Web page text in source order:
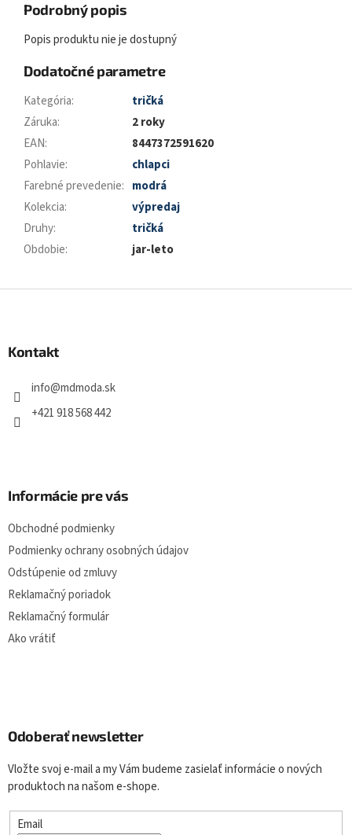
Podrobný popis
Popis produktu nie je dostupný
Dodatočné parametre
Kategória:
tričká
Záruka:
2 roky
EAN:
8447372591620
Pohlavie:
chlapci
Farebné prevedenie: modrá
Kolekcia:
výpredaj
Druhy:
tričká
Obdobie: jar-leto
Kontakt
info@mdmoda.sk
+421 918 568 442
Informácie pre vás
Obchodné podmienky
Podmienky ochrany osobných údajov
Odstúpenie od zmluvy
Reklamačný poriadok
Reklamačný formulár
Ako vrátiť
Odoberať newsletter
Vložte svoj e-mail a my Vám budeme zasielať informácie o nových
produktoch na našom e-shope.
Email